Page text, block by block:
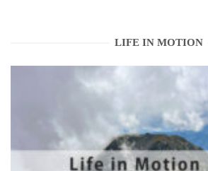
LIFE IN MOTION